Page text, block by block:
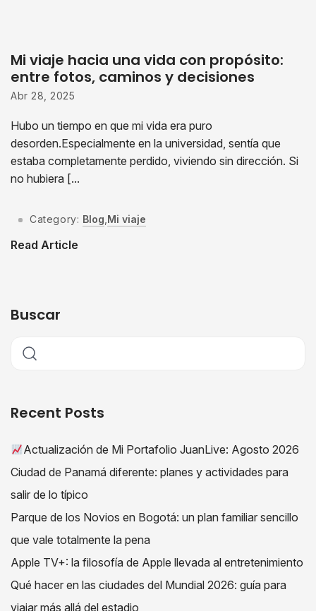
Mi viaje hacia una vida con propósito:
entre fotos, caminos y decisiones
Abr 28, 2025
Hubo un tiempo en que mi vida era puro
desorden.Especialmente en la universidad, sentía que
estaba completamente perdido, viviendo sin dirección. Si
no hubiera [...
Category: Blog Mi viaje
Read Article
Buscar
Recent Posts
Actualización de Mi Portafolio JuanLive: Agosto 2026
Ciudad de Panamá diferente: planes y actividades para
salir de lo típico
Parque de los Novios en Bogotá: un plan familiar sencillo
que vale totalmente la pena
Apple TV+: la filosofía de Apple llevada al entretenimiento
Qué hacer en las ciudades del Mundial 2026: guía para
viajar más allá del estadio